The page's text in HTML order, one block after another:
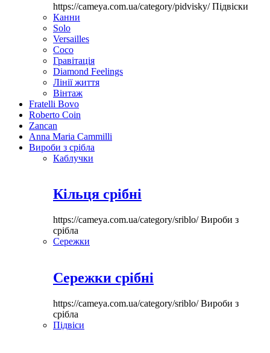
https://cameya.com.ua/category/pidvisky/Підвіски
Канни
Solo
Versailles
Coco
Гравітація
Diamond Feelings
Лінії життя
Вінтаж
Fratelli Bovo
Roberto Coin
Zancan
Anna Maria Cammilli
Вироби з срібла
Каблучки
Кільця срібні
https://cameya.com.ua/category/sriblo/Вироби з
срібла
Сережки
Сережки срібні
https://cameya.com.ua/category/sriblo/Вироби з
срібла
Підвіси